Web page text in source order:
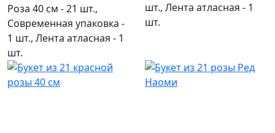
Роза 40 см - 21 шт.,
Современная упаковка -
1 шт., Лента атласная - 1
шт.
шт., Лента атласная - 1
шт.